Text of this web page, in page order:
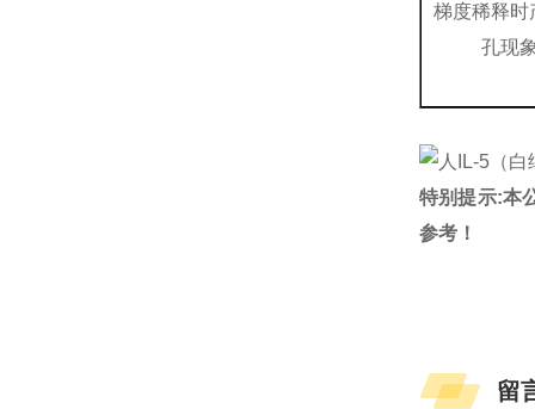
梯度稀释时
孔现
特别提示:本
参考！
留